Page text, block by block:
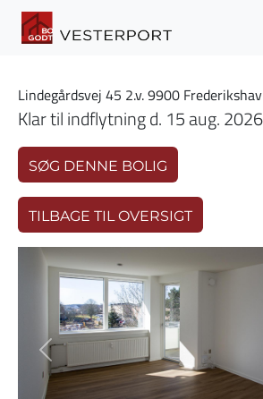
Gå til hovedindhold
Lindegårdsvej 45 2.v. 9900
Klar til indflytning d. 15 aug. 2026
SØG DENNE BOLIG
TILBAGE TIL OVERSIGT
Previous